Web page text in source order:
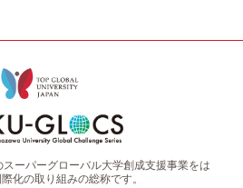
ーパーグローバル大学創成支援事業をは
化の取り組みの総称です。